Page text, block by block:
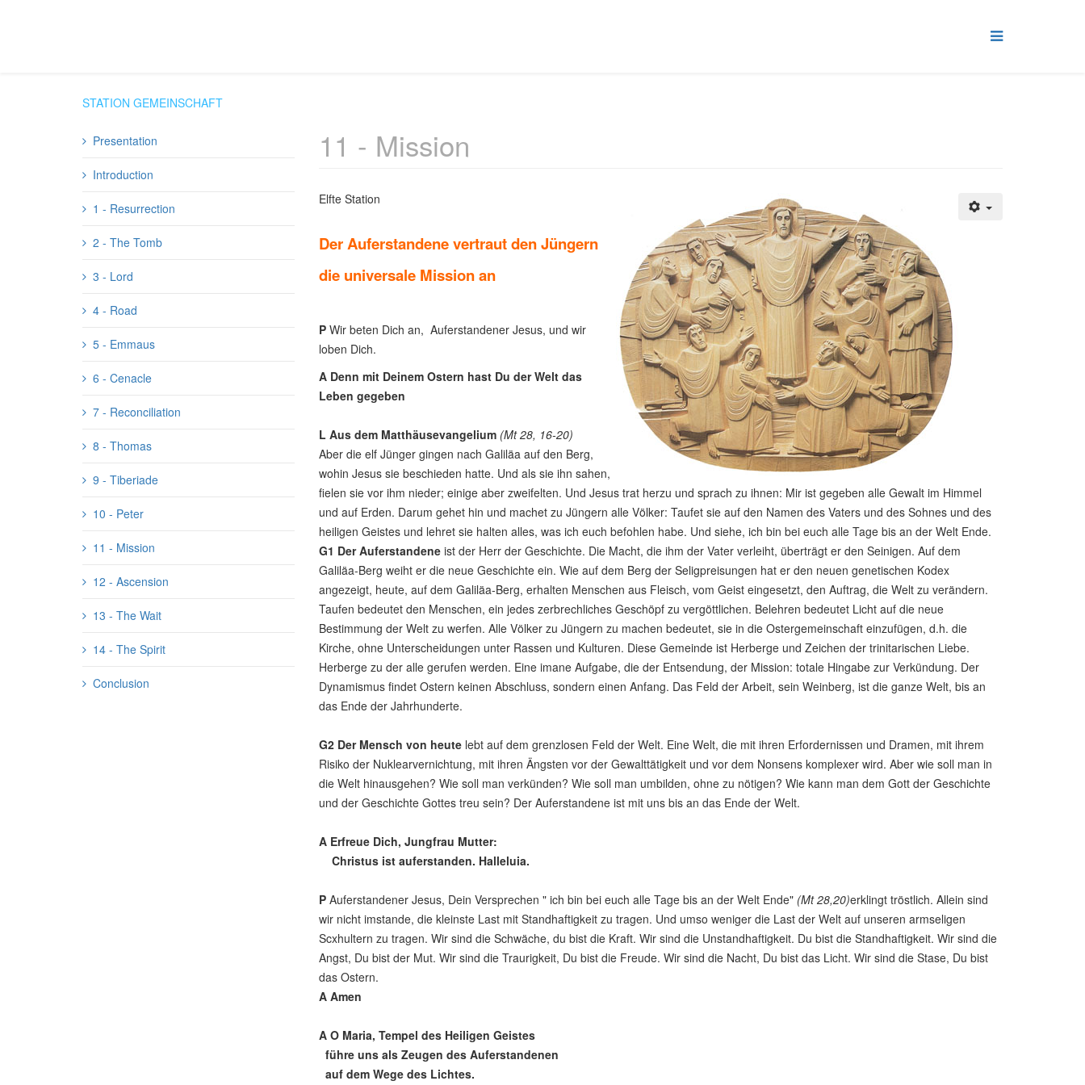
STATION GEMEINSCHAFT
Presentation
Introduction
1 - Resurrection
2 - The Tomb
3 - Lord
4 - Road
5 - Emmaus
6 - Cenacle
7 - Reconciliation
8 - Thomas
9 - Tiberiade
10 - Peter
11 - Mission
12 - Ascension
13 - The Wait
14 - The Spirit
Conclusion
11 - Mission
Elfte Station
Der Auferstandene vertraut den Jüngern
die universale Mission an
PWir beten Dich an, Auferstandener Jesus, und wir
loben Dich.
A Denn mit Deinem Ostern hast Du der Welt das
Leben gegeben
L Aus dem Matthäusevangelium (Mt 28, 16-20)
Aber die elf Jünger gingen nach Galiläa auf den Berg,
wohin Jesus sie beschieden hatte. Und als sie ihn sahen,
fielen sie vor ihm nieder; einige aber zweifelten. Und Jesus trat herzu und sprach zu ihnen: Mir ist gegeben alle Gewalt im Himmel
und auf Erden. Darum gehet hin und machet zu Jüngern alle Völker: Taufet sie auf den Namen des Vaters und des Sohnes und des
heiligen Geistes und lehret sie halten alles, was ich euch befohlen habe. Und siehe, ich bin bei euch alle Tage bis an der Welt Ende.
G1 Der Auferstandeneist der Herr der Geschichte. Die Macht, die ihm der Vater verleiht, überträgt er den Seinigen. Auf dem
Galiläa-Berg weiht er die neue Geschichte ein. Wie auf dem Berg der Seligpreisungen hat er den neuen genetischen Kodex
angezeigt, heute, auf dem Galiläa-Berg, erhalten Menschen aus Fleisch, vom Geist eingesetzt, den Auftrag, die Welt zu verändern.
Taufen bedeutet den Menschen, ein jedes zerbrechliches Geschöpf zu vergöttlichen. Belehren bedeutet Licht auf die neue
Bestimmung der Welt zu werfen. Alle Völker zu Jüngern zu machen bedeutet, sie in die Ostergemeinschaft einzufügen, d.h. die
Kirche, ohne Unterscheidungen unter Rassen und Kulturen. Diese Gemeinde ist Herberge und Zeichen der trinitarischen Liebe.
Herberge zu der alle gerufen werden. Eine imane Aufgabe, die der Entsendung, der Mission: totale Hingabe zur Verkündung. Der
Dynamismus findet Ostern keinen Abschluss, sondern einen Anfang. Das Feld der Arbeit, sein Weinberg, ist die ganze Welt, bis an
das Ende der Jahrhunderte.
G2Der Mensch von heutelebt auf dem grenzlosen Feld der Welt. Eine Welt, die mit ihren Erfordernissen und Dramen, mit ihrem
Risiko der Nuklearvernichtung, mit ihren Ängsten vor der Gewalttätigkeit und vor dem Nonsens komplexer wird. Aber wie soll man in
die Welt hinausgehen? Wie soll man verkünden? Wie soll man umbilden, ohne zu nötigen? Wie kann man dem Gott der Geschichte
und der Geschichte Gottes treu sein? Der Auferstandene ist mit uns bis an das Ende der Welt.
A Erfreue Dich, Jungfrau Mutter:
Christus ist auferstanden. Halleluia.
PAuferstandener Jesus, Dein Versprechen " ich bin bei euch alle Tage bis an der Welt Ende" (Mt 28,20)erklingt tröstlich. Allein sind
wir nicht imstande, die kleinste Last mit Standhaftigkeit zu tragen. Und umso weniger die Last der Welt auf unseren armseligen
Scxhultern zu tragen. Wir sind die Schwäche, du bist die Kraft. Wir sind die Unstandhaftigkeit. Du bist die Standhaftigkeit. Wir sind die
Angst, Du bist der Mut. Wir sind die Traurigkeit, Du bist die Freude. Wir sind die Nacht, Du bist das Licht. Wir sind die Stase, Du bist
das Ostern.
A Amen
A O Maria, Tempel des Heiligen Geistes
führe uns als Zeugen des Auferstandenen
auf dem Wege des Lichtes.